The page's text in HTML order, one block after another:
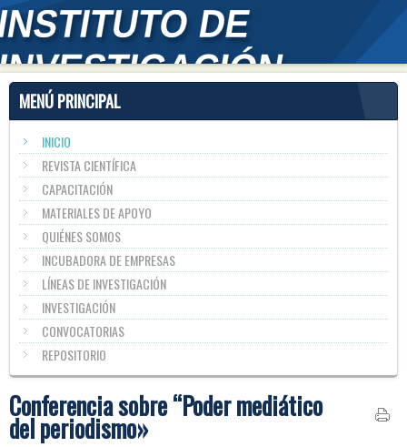
MENÚ PRINCIPAL
INICIO
REVISTA CIENTÍFICA
CAPACITACIÓN
MATERIALES DE APOYO
QUIÉNES SOMOS
INCUBADORA DE EMPRESAS
LÍNEAS DE INVESTIGACIÓN
INVESTIGACIÓN
CONVOCATORIAS
REPOSITORIO
Conferencia sobre “Poder mediático
del periodismo»